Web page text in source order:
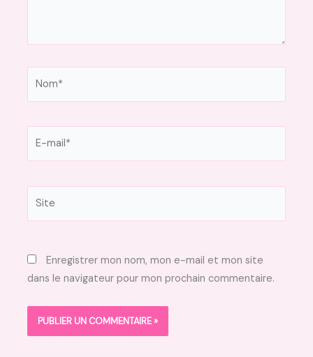
Enregistrer mon nom, mon e-mail et mon site
dans le navigateur pour mon prochain commentaire.